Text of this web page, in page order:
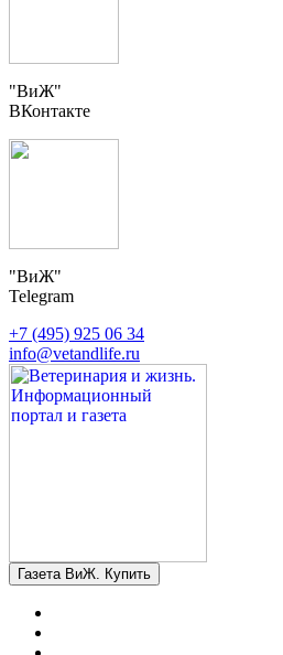
"ВиЖ"
ВКонтакте
"ВиЖ"
Telegram
+7 (495) 925 06 34
info@vetandlife.ru
Газета ВиЖ. Купить